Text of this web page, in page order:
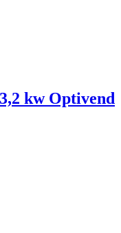
kw Optivend